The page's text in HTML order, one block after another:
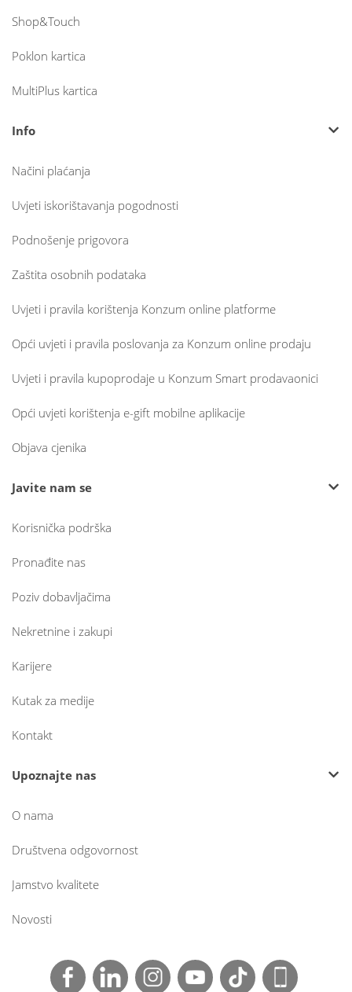
Shop&Touch
Poklon kartica
MultiPlus kartica
Info
Načini plaćanja
Uvjeti iskorištavanja pogodnosti
Podnošenje prigovora
Zaštita osobnih podataka
Uvjeti i pravila korištenja Konzum online platforme
Opći uvjeti i pravila poslovanja za Konzum online prodaju
Uvjeti i pravila kupoprodaje u Konzum Smart prodavaonici
Opći uvjeti korištenja e-gift mobilne aplikacije
Objava cjenika
Javite nam se
Korisnička podrška
Pronađite nas
Poziv dobavljačima
Nekretnine i zakupi
Karijere
Kutak za medije
Kontakt
Upoznajte nas
O nama
Društvena odgovornost
Jamstvo kvalitete
Novosti